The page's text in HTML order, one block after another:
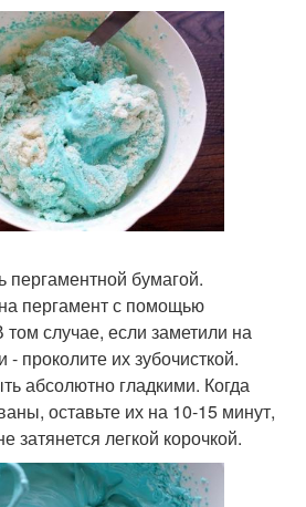
пергаментной бумагой.
пергамент с помощью
случае, если заметили на
- проколите их зубочисткой.
абсолютно гладкими. Когда
оставьте их на 10-15 минут,
затянется легкой корочкой.